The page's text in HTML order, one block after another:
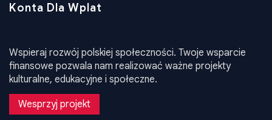
Konta Dla Wplat
Wspieraj rozwój polskiej społeczności. Twoje wsparcie
finansowe pozwala nam realizować ważne projekty
kulturalne, edukacyjne i społeczne.
Wesprzyj projekt